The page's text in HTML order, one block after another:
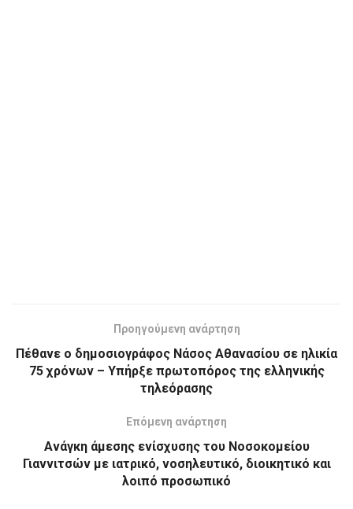
Προηγούμενη ανάρτηση
Πέθανε ο δημοσιογράφος Νάσος Αθανασίου σε ηλικία
75 χρόνων – Υπήρξε πρωτοπόρος της ελληνικής
τηλεόρασης
Επόμενη ανάρτηση
Ανάγκη άμεσης ενίσχυσης του Νοσοκομείου
Γιαννιτσών με ιατρικό, νοσηλευτικό, διοικητικό και
λοιπό προσωπικό